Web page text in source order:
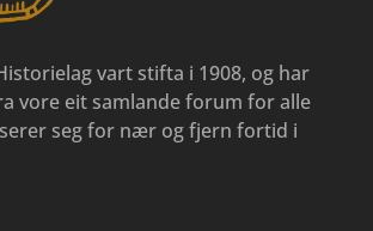
vart stifta i 1908, og har
vore eit samlande forum for alle
seg for nær og fjern fortid i